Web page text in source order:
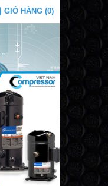
GIỎ HÀNG (0)